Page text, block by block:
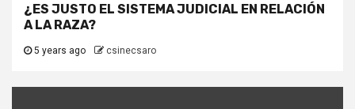
¿ES JUSTO EL SISTEMA JUDICIAL EN RELACIÓN
A LA RAZA?
5 years ago csinecsaro